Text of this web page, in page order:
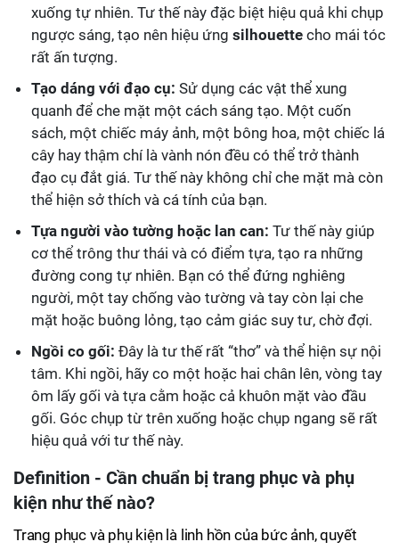
xuống tự nhiên. Tư thế này đặc biệt hiệu quả khi chụp
ngược sáng, tạo nên hiệu ứng silhouette cho mái tóc
rất ấn tượng.
Tạo dáng với đạo cụ: Sử dụng các vật thể xung
quanh để che mặt một cách sáng tạo. Một cuốn
sách, một chiếc máy ảnh, một bông hoa, một chiếc lá
cây hay thậm chí là vành nón đều có thể trở thành
đạo cụ đắt giá. Tư thế này không chỉ che mặt mà còn
thể hiện sở thích và cá tính của bạn.
Tựa người vào tường hoặc lan can: Tư thế này giúp
cơ thể trông thư thái và có điểm tựa, tạo ra những
đường cong tự nhiên. Bạn có thể đứng nghiêng
người, một tay chống vào tường và tay còn lại che
mặt hoặc buông lỏng, tạo cảm giác suy tư, chờ đợi.
Ngồi co gối: Đây là tư thế rất “thơ” và thể hiện sự nội
tâm. Khi ngồi, hãy co một hoặc hai chân lên, vòng tay
ôm lấy gối và tựa cằm hoặc cả khuôn mặt vào đầu
gối. Góc chụp từ trên xuống hoặc chụp ngang sẽ rất
hiệu quả với tư thế này.
Definition - Cần chuẩn bị trang phục và phụ
kiện như thế nào?
Trang phục và phụ kiện là linh hồn của bức ảnh, quyết